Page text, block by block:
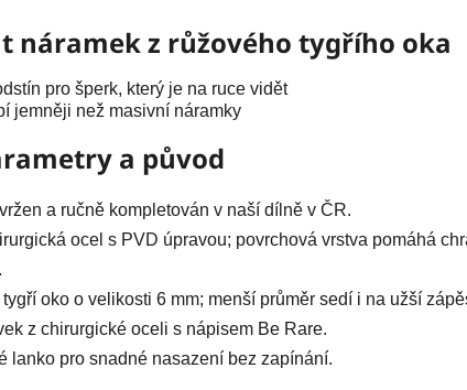
náramek z růžového tygřího oka
pro šperk, který je na ruce vidět
jemněji než masivní náramky
a původ
a ručně kompletován v naší dílně v ČR.
ocel s PVD úpravou; povrchová vrstva pomáhá
tygří oko o velikosti 6 mm; menší průměr sedí i na užší
z chirurgické oceli s nápisem Be Rare.
lanko pro snadné nasazení bez zapínání.